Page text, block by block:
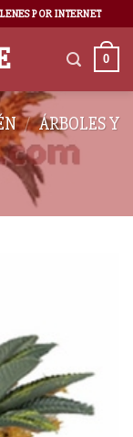
POR INTERNET
0
/ ÁRBOLES Y